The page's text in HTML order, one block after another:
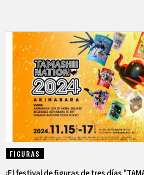
FIGURAS
¡El festival de figuras de tres días